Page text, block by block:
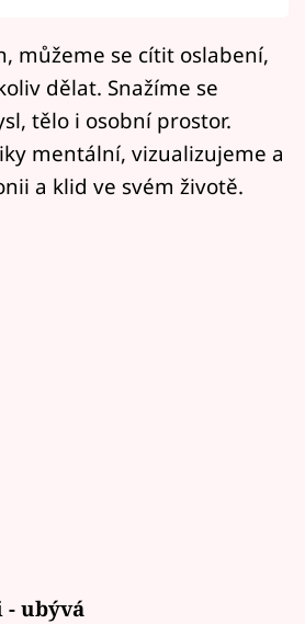
můžeme se cítit oslabení,
dělat. Snažíme se
tělo i osobní prostor.
mentální, vizualizujeme a
a klid ve svém životě.
- ubývá